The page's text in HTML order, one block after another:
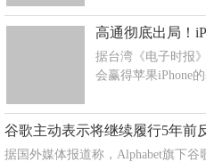
高通彻底出局！
据台湾《电子时报
会赢得苹果iPhone
谷歌主动表示将继续履行5年前
据国外媒体报道称，Alphabet旗下